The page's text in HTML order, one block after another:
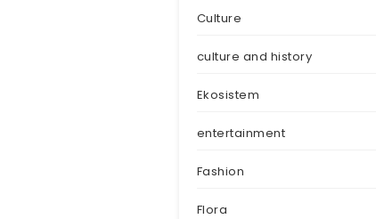
Culture
culture and history
Ekosistem
entertainment
Fashion
Flora